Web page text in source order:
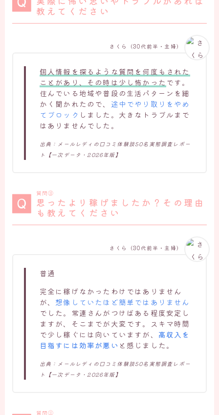
教えてください
個人情報を探るような質問を何度もされた
ことがあり、その時は少し怖かった です。
住んでいる地域や普段の生活パターンを細
かく聞かれたので、 途中でやり取りをやめ
てブロック しました。大きなトラブルまで
はありませんでした。
出典：メールレディの口コミ体験談50名実態調査レポー
ト【一次データ・2026年版】
さくら（30代前半・主婦）
質問⑩
思ったより稼げましたか？その理由
も教えてください
普通
完全に稼げなかったわけではありません
が、 想像していたほど簡単ではありません
でした。常連さんがつけばある程度安定し
ますが、そこまでが大変です。スキマ時間
で少し稼ぐには向いていますが、 高収入を
目指すには効率が悪い と感じました。
出典：メールレディの口コミ体験談50名実態調査レポー
ト【一次データ・2026年版】
さくら（30代前半・主婦）
質問⑪